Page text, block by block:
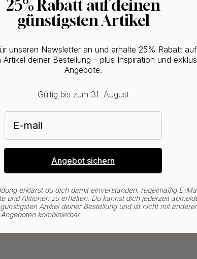
CHANGE COUNTRY
25% Rabatt auf deinen
günstigsten Artikel
unseren Newsletter an und erhalte 25% Rabatt
Artikel deiner Bestellung – plus Inspiration und
Angebote.
Gültig bis zum 31. August
E-mail
Angebot sichern
erklärst du dich damit einverstanden, regelmäßig E-
und Aktionen zu erhalten. Du kannst dich jederzeit
Artikel deiner Bestellung und ist nicht mit
kombinierbar.